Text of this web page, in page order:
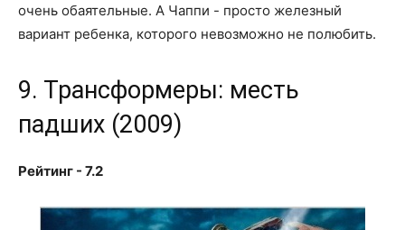
очень обаятельные. А Чаппи - просто железный
вариант ребенка, которого невозможно не полюбить.
9. Трансформеры: месть
падших (2009)
Рейтинг - 7.2